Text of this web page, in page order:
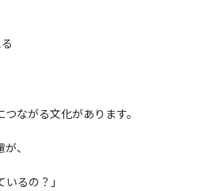
ながる文化があります。
、
いるの？」